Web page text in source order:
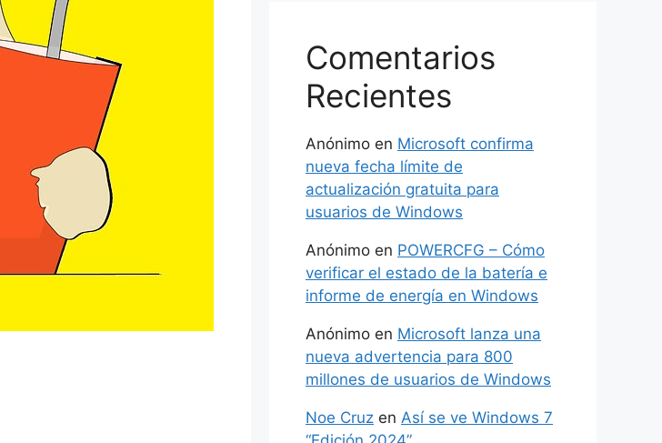
Comentarios
Recientes
Anónimo en Microsoft confirma
nueva fecha límite de
actualización gratuita para
usuarios de Windows
Anónimo en POWERCFG – Cómo
verificar el estado de la batería e
informe de energía en Windows
Anónimo en Microsoft lanza una
nueva advertencia para 800
millones de usuarios de Windows
Noe Cruz en Así se ve Windows 7